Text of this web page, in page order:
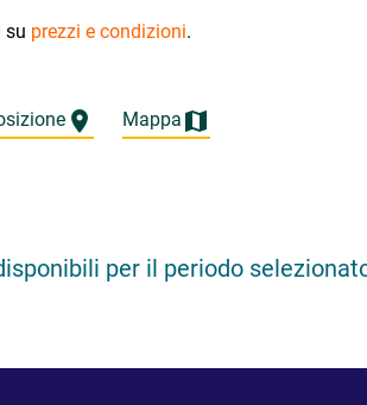
su prezzi e condizioni.
Mappa
per il periodo